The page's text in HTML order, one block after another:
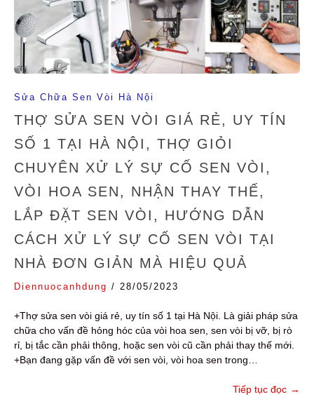
Sửa Chữa Sen Vòi Hà Nội
THỢ SỬA SEN VÒI GIÁ RẺ, UY TÍN
SỐ 1 TẠI HÀ NỘI, THỢ GIỎI
CHUYÊN XỬ LÝ SỰ CỐ SEN VÒI,
VÒI HOA SEN, NHẬN THAY THẾ,
LẮP ĐẶT SEN VÒI, HƯỚNG DẪN
CÁCH XỬ LÝ SỰ CỐ SEN VÒI TẠI
NHÀ ĐƠN GIẢN MÀ HIỆU QUẢ
Diennuocanhdung / 28/05/2023
+Thợ sửa sen vòi giá rẻ, uy tín số 1 tại Hà Nội. Là giải pháp sửa
chữa cho vấn đề hỏng hóc của vòi hoa sen, sen vòi bị vỡ, bị rò
rỉ, bị tắc cần phải thông, hoặc sen vòi cũ cần phải thay thế mới.
+Bạn đang gặp vấn đề với sen vòi, vòi hoa sen trong…
Tiếp tục đọc →